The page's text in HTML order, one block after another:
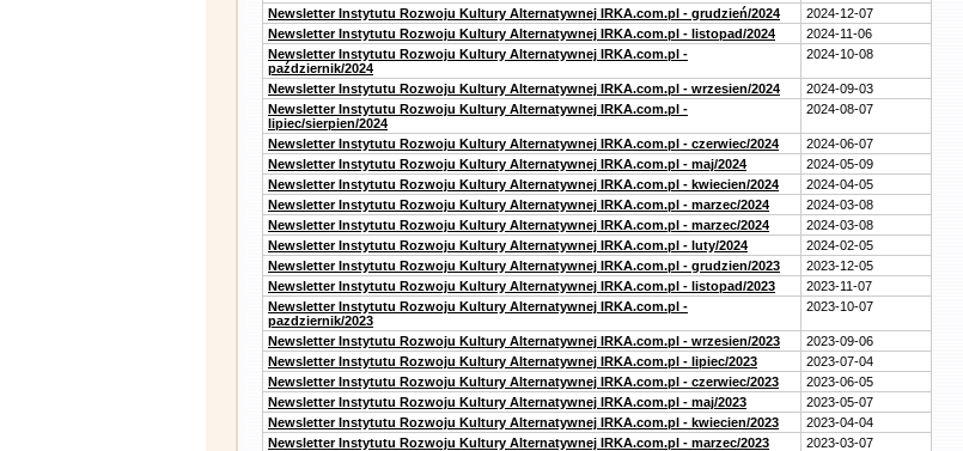
Newsletter Instytutu Rozwoju Kultury Alternatywnej IRKA.com.pl - grudzień/2024
2024-12-07
Newsletter Instytutu Rozwoju Kultury Alternatywnej IRKA.com.pl - listopad/2024
2024-11-06
Newsletter Instytutu Rozwoju Kultury Alternatywnej IRKA.com.pl -
październik/2024
2024-10-08
Newsletter Instytutu Rozwoju Kultury Alternatywnej IRKA.com.pl - wrzesien/2024
2024-09-03
Newsletter Instytutu Rozwoju Kultury Alternatywnej IRKA.com.pl -
lipiec/sierpien/2024
2024-08-07
Newsletter Instytutu Rozwoju Kultury Alternatywnej IRKA.com.pl - czerwiec/2024
2024-06-07
Newsletter Instytutu Rozwoju Kultury Alternatywnej IRKA.com.pl - maj/2024
2024-05-09
Newsletter Instytutu Rozwoju Kultury Alternatywnej IRKA.com.pl - kwiecien/2024
2024-04-05
Newsletter Instytutu Rozwoju Kultury Alternatywnej IRKA.com.pl - marzec/2024
2024-03-08
Newsletter Instytutu Rozwoju Kultury Alternatywnej IRKA.com.pl - marzec/2024
2024-03-08
Newsletter Instytutu Rozwoju Kultury Alternatywnej IRKA.com.pl - luty/2024
2024-02-05
Newsletter Instytutu Rozwoju Kultury Alternatywnej IRKA.com.pl - grudzien/2023
2023-12-05
Newsletter Instytutu Rozwoju Kultury Alternatywnej IRKA.com.pl - listopad/2023
2023-11-07
Newsletter Instytutu Rozwoju Kultury Alternatywnej IRKA.com.pl -
pazdziernik/2023
2023-10-07
Newsletter Instytutu Rozwoju Kultury Alternatywnej IRKA.com.pl - wrzesien/2023
2023-09-06
Newsletter Instytutu Rozwoju Kultury Alternatywnej IRKA.com.pl - lipiec/2023
2023-07-04
Newsletter Instytutu Rozwoju Kultury Alternatywnej IRKA.com.pl - czerwiec/2023
2023-06-05
Newsletter Instytutu Rozwoju Kultury Alternatywnej IRKA.com.pl - maj/2023
2023-05-07
Newsletter Instytutu Rozwoju Kultury Alternatywnej IRKA.com.pl - kwiecien/2023
2023-04-04
Newsletter Instytutu Rozwoju Kultury Alternatywnej IRKA.com.pl - marzec/2023
2023-03-07